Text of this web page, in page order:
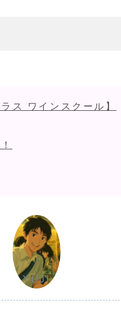
ス ワインスクール】
YUJI